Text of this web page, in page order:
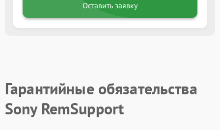
Оставить заявку
Гарантийные обязательства
Sony RemSupport